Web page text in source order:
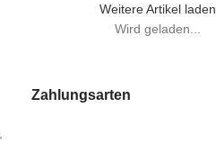
Weitere Artikel laden
Wird geladen...
Zahlungsarten